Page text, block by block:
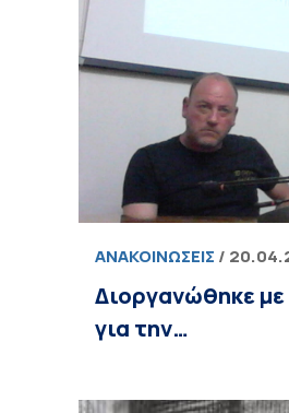
ΑΝΑΚΟΙΝΏΣΕΙΣ /
Διοργανώθηκε με
για την…